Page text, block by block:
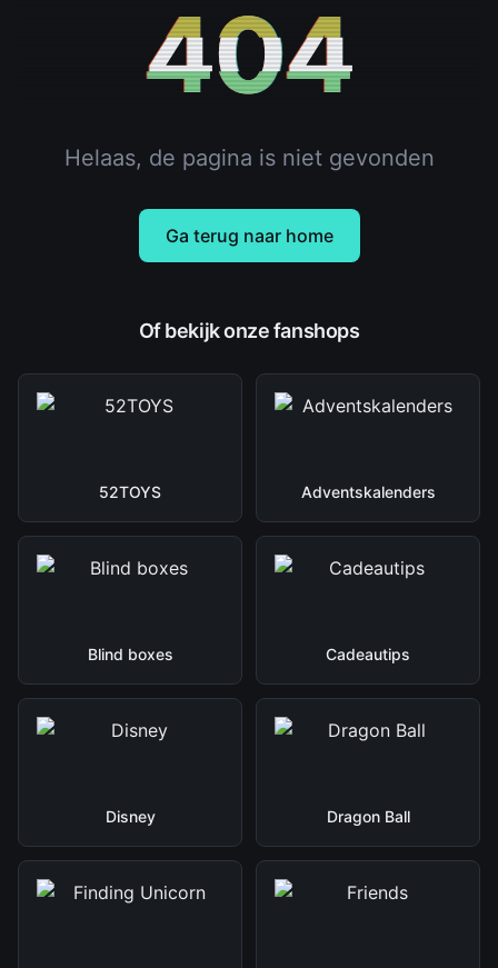
404
Helaas, de pagina is niet gevonden
Ga terug naar home
Of bekijk onze fanshops
52TOYS Adventskalenders
Blind boxes Cadeautips
Disney Dragon Ball